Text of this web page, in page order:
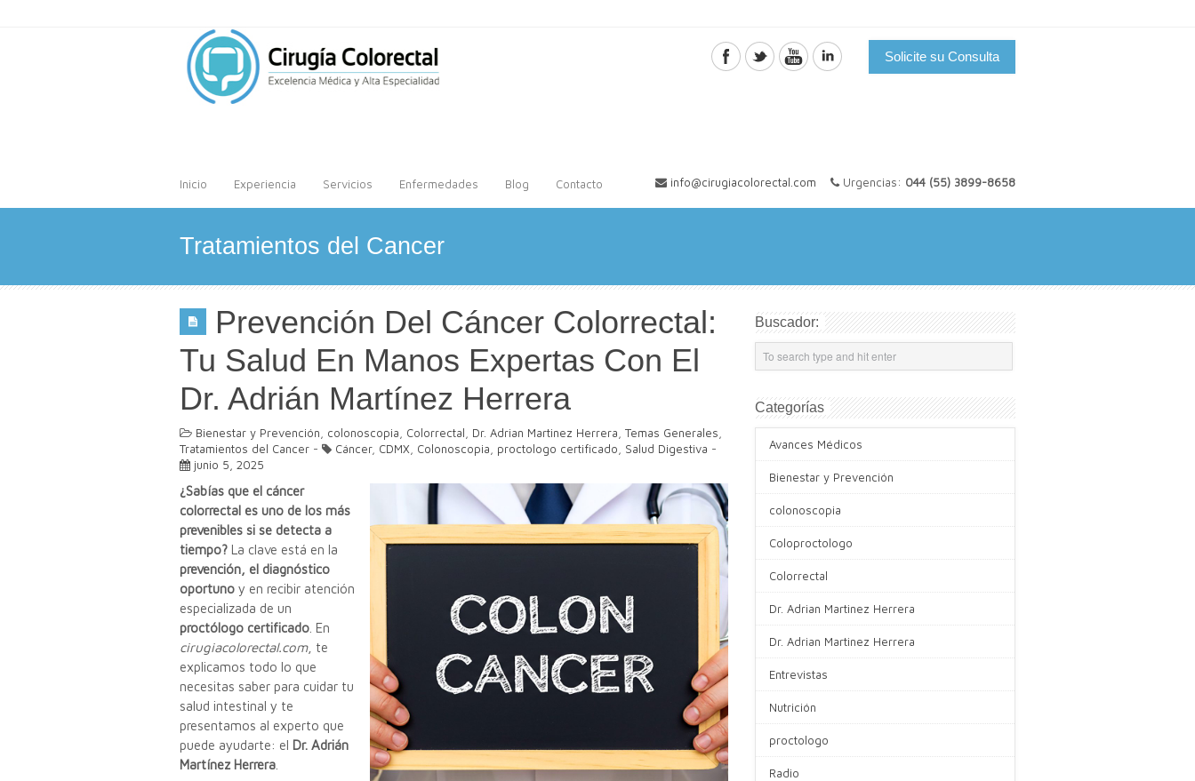
Solicite su Consulta
Inicio Experiencia Servicios Enfermedades Blog Contacto info@cirugiacolorectal.com Urgencias: 044 (55) 3899-8658
Tratamientos del Cancer
Prevención Del Cáncer Colorrectal:
Tu Salud En Manos Expertas Con El
Dr. Adrián Martínez Herrera
Bienestar y Prevención colonoscopia Colorrectal Dr. Adrian Martinez Herrera Temas Generales
Tratamientos del Cancer - Cáncer, CDMX Colonoscopia proctologo certificado Salud Digestiva -
junio 5, 2025
¿Sabías que el cáncer
colorrectal es uno de los más
prevenibles si se detecta a
tiempo? La clave está en la
prevención, el diagnóstico
oportuno y en recibir atención
especializada de un
proctólogo certificado . En
cirugiacolorectal.com, te
explicamos todo lo que
necesitas saber para cuidar tu
salud intestinal y te
presentamos al experto que
puede ayudarte: el Dr. Adrián
Martínez Herrera
Buscador:
Categorías
Avances Médicos
Bienestar y Prevención
colonoscopia
Coloproctologo
Colorrectal
Dr. Adrian Martinez Herrera
Dr. Adrian Martinez Herrera
Entrevistas
Nutrición
proctologo
Radio